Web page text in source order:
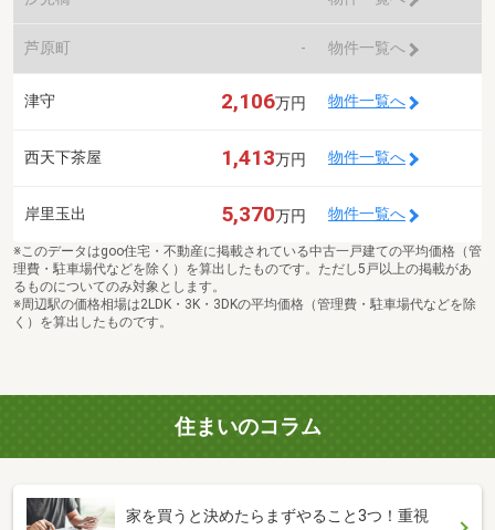
芦原町 - 物件一覧へ
津守 2,106万円 物件一覧へ
西天下茶屋 1,413万円 物件一覧へ
岸里玉出 5,370万円 物件一覧へ
※このデータはgoo住宅・不動産に掲載されている中古一戸建ての平均価格（管
理費・駐車場代などを除く）を算出したものです。ただし5戸以上の掲載があ
るものについてのみ対象とします。
※周辺駅の価格相場は2LDK・3K・3DKの平均価格（管理費・駐車場代などを除
く）を算出したものです。
住まいのコラム
家を買うと決めたらまずやること3つ！重視